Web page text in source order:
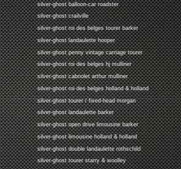
silver-ghost balloon-car roadster
silver-ghost crailville
silver-ghost roi des belges tourer barker
silver-ghost landaulette hooper
silver-ghost penny vintage carriage tourer
silver-ghost roi des belges hj mulliner
silver-ghost cabriolet arthur mulliner
silver-ghost roi des belges holland & holland
silver-ghost tourer / fixed-head morgan
silver-ghost landaulette barker
silver-ghost open drive limousine barker
silver-ghost limousine holland & holland
silver-ghost double landaulette rothschild
silver-ghost tourer starry & woolley